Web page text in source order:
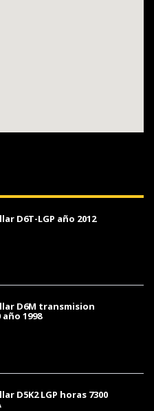
D6T-LGP año 2012
D6M transmision
1998
D5K2 LGP horas 7300